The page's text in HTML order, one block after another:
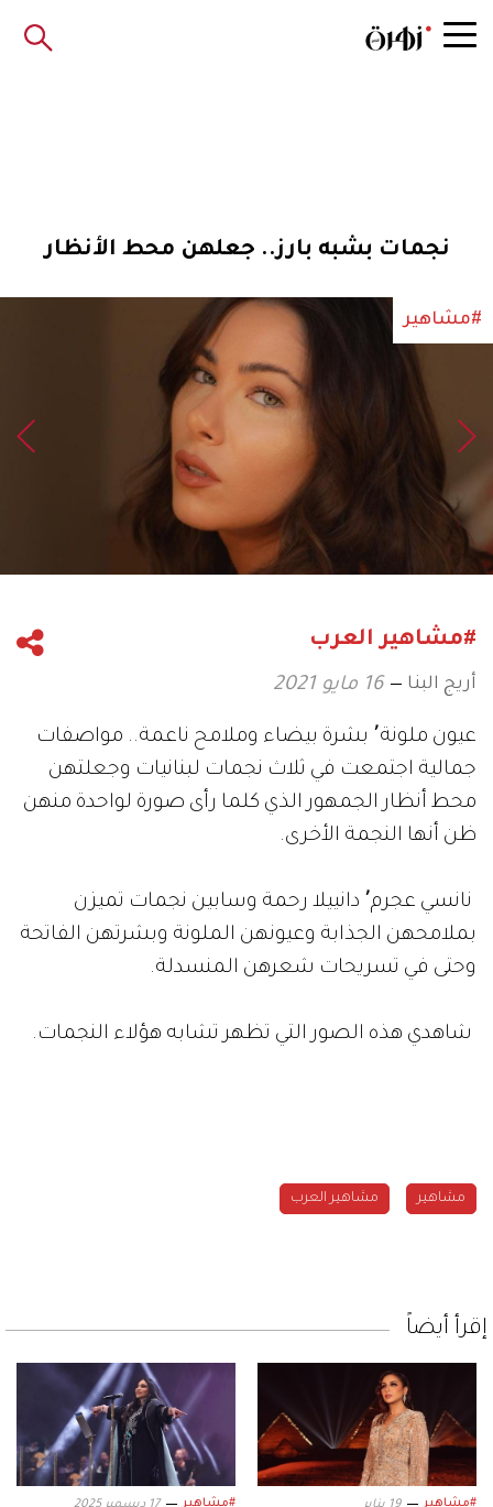
نجمات بشبه بارز.. جعلهن محط الأنظار
#مشاهير
#مشاهير العرب
أريج البنا 16 مايو 2021
عيون ملونة٬ بشرة بيضاء وملامح ناعمة.. مواصفات
جمالية اجتمعت في ثلاث نجمات لبنانيات وجعلتهن
محط أنظار الجمهور الذي كلما رأى صورة لواحدة منهن
ظن أنها النجمة الأخرى.
نانسي عجرم٬ دانييلا رحمة وسابين نجمات تميزن
بملامحهن الجذابة وعيونهن الملونة وبشرتهن الفاتحة
وحتى في تسريحات شعرهن المنسدلة.
شاهدي هذه الصور التي تظهر تشابه هؤلاء النجمات.
مشاهير مشاهير العرب
إقرأ أيضاً
#مشاهير #مشاهير